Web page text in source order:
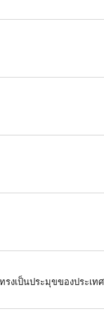
งเป็นประมุขของประเทศ